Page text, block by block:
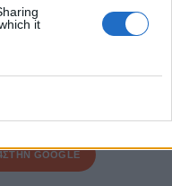
it
ΣΤΗΝ GOOGLE